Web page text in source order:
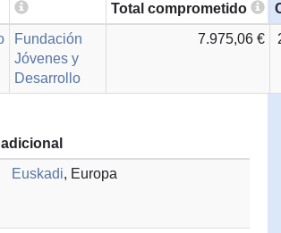
Total comprometido
Fundación
Jóvenes y
Desarrollo
7.975,06 €
Euskadi, Europa